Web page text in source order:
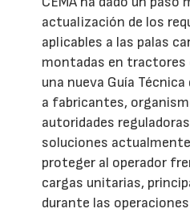
actualización de los
aplicables a las palas
montadas en tractores
una nueva Guía
a fabricantes,
autoridades
soluciones
proteger al operador
cargas unitarias,
durante las